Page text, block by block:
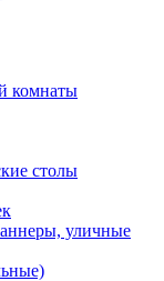
комнаты
столы
уличные